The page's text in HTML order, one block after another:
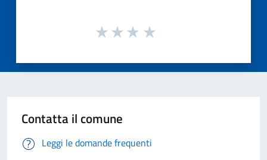
Contatta il comune
Leggi le domande frequenti